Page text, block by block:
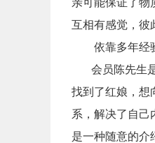
亲可能保证了物
互相有感觉，彼
依靠多年经
会员陈先生
找到了红娘，想
系，解决了自己
是一种随意的介